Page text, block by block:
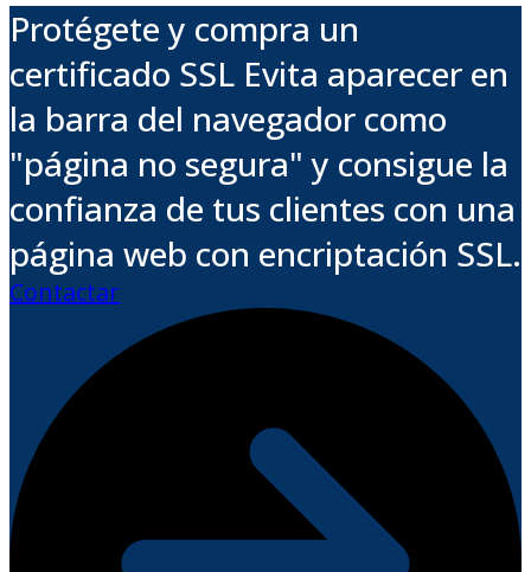
Protégete y compra un
certificado SSL Evita aparecer en
la barra del navegador como
"página no segura" y consigue la
confianza de tus clientes con una
página web con encriptación SSL.
Contactar